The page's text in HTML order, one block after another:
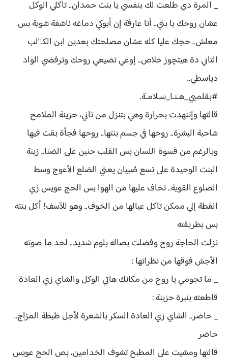
_ المرة دي طلعت لك بنفسي يا بنت حمدان.. تاكلي الوكل
عشان روحك يا بتي.. أنا عارفة إن أبوكي دماغه ناشفة شوية بس
معلش.. حجك عليا كله عشان مصلحتك بعدين ابن الكـ"لب
التاني دة هيتچوز خلاص.. إوعي تضيعي روحك وترفضي الواد
دياسطي..
#بقلميي_هـنـا_سـلامـة.
قالتها وإتنهدت بحرارة وهي بتنزل من تاني، حزينة الملامح
شاحبة البشرة.. روحها في جسم بنتها.. روحها فجأة بقت فيها
وبالرغم من قسوة اللسان بس القلب حنين على الضنا.. زينة
البنت الوحيدة على تسع صُبيان يعني الضلع الأعوج وسط
الضلوع القوية.. تخاف عليها من الهوا بس الحج عويس زي
القطة إلي ممكن تاكل عيالها من الخوف.. وهو للآسف! أكل بنته
بس بطريقته
نزلت الحاجة روح وفضلت بصاله بلوم شديد.. لحد ما صوته
الأجش فوقها من نظراتها :
_ ما تجومي يا روح من مكانك هاتي الوكل والشاي زي العادة
قاطعته بنبرة حزينة :
_ حاضر.. الشاي زي العادة السكر بالشعرة لأجل ظبطة المزاج..
حاضر
قالتها ومشيت على المطبخ تشوف الخدامين، بص الحج عويس